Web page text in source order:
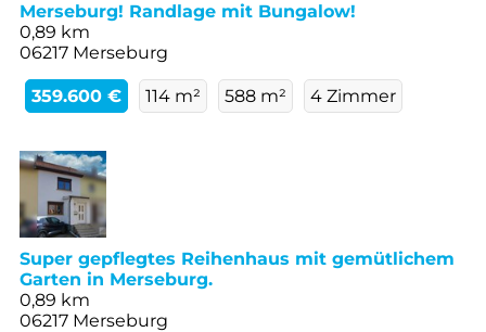
Merseburg! Randlage mit Bungalow!
0,89 km
06217 Merseburg
359.600 € 114 m² 588 m² 4 Zimmer
Super gepflegtes Reihenhaus mit gemütlichem
Garten in Merseburg.
0,89 km
06217 Merseburg